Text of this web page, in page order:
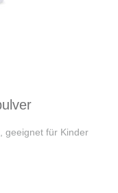
geeignet für Kinder